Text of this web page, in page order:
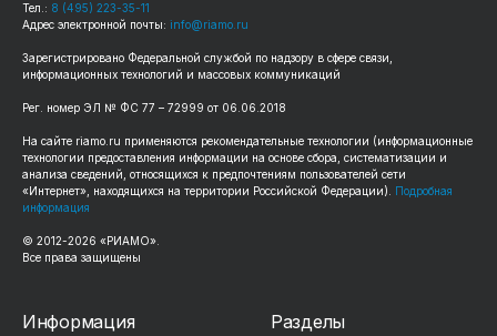
Тел.: 8 (495) 223-35-11
Адрес электронной почты: info@riamo.ru
Зарегистрировано Федеральной службой по надзору в сфере связи,
информационных технологий и массовых коммуникаций
Рег. номер ЭЛ № ФС 77 – 72999 от 06.06.2018
На сайте riamo.ru применяются рекомендательные технологии (информационные
технологии предоставления информации на основе сбора, систематизации и
анализа сведений, относящихся к предпочтениям пользователей сети
«Интернет», находящихся на территории Российской Федерации).
Подробная
информация
© 2012-2026 «РИАМО».
Все права защищены
Информация Разделы